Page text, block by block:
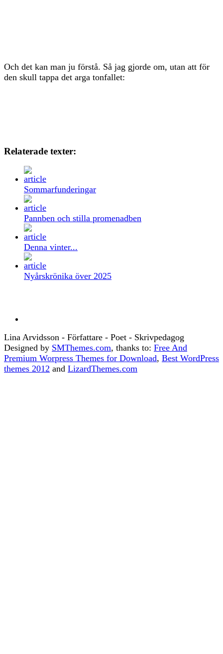
Och det kan man ju förstå. Så jag gjorde om, utan att för
den skull tappa det arga tonfallet:
Relaterade texter:
Sommarfunderingar
Pannben och stilla promenadben
Denna vinter...
Nyårskrönika över 2025
Lina Arvidsson - Författare - Poet - Skrivpedagog
Designed by SMThemes.com, thanks to: Free And
Premium Worpress Themes for Download, Best WordPress
themes 2012 and LizardThemes.com